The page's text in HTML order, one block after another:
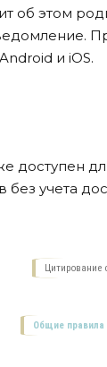
об этом
и iOS.
доступен
без учета
Цитирование
Общие правила